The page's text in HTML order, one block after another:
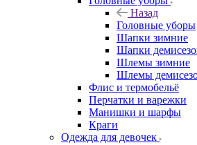
Назад
Головные уборы
Шапки зимние
Шапки
Шлемы зимние
Шлемы
Флис и термобельё
Перчатки и варежки
Манишки и шарфы
Краги
Одежда для девочек